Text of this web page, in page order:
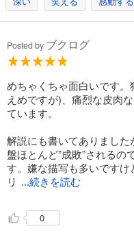
Posted by ブクログ
めちゃくちゃ面白いです
えめですが)、痛烈な皮肉
ています。
解説にも書いてありまし
盤ほとんど”成敗”されるの
す。嫌な描写も多いです
リ
...続きを読む
0